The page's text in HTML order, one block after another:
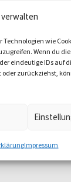
wie
Wenn du
eindeutige IDs auf
zurückziehst,
Impressum